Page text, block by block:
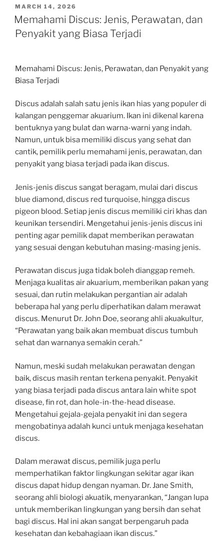
POSTED
ON
MARCH 14, 2026
Memahami Discus: Jenis, Perawatan, dan
Penyakit yang Biasa Terjadi
Memahami Discus: Jenis, Perawatan, dan Penyakit yang
Biasa Terjadi
Discus adalah salah satu jenis ikan hias yang populer di
kalangan penggemar akuarium. Ikan ini dikenal karena
bentuknya yang bulat dan warna-warni yang indah.
Namun, untuk bisa memiliki discus yang sehat dan
cantik, pemilik perlu memahami jenis, perawatan, dan
penyakit yang biasa terjadi pada ikan discus.
Jenis-jenis discus sangat beragam, mulai dari discus
blue diamond, discus red turquoise, hingga discus
pigeon blood. Setiap jenis discus memiliki ciri khas dan
keunikan tersendiri. Mengetahui jenis-jenis discus ini
penting agar pemilik dapat memberikan perawatan
yang sesuai dengan kebutuhan masing-masing jenis.
Perawatan discus juga tidak boleh dianggap remeh.
Menjaga kualitas air akuarium, memberikan pakan yang
sesuai, dan rutin melakukan pergantian air adalah
beberapa hal yang perlu diperhatikan dalam merawat
discus. Menurut Dr. John Doe, seorang ahli akuakultur,
“Perawatan yang baik akan membuat discus tumbuh
sehat dan warnanya semakin cerah.”
Namun, meski sudah melakukan perawatan dengan
baik, discus masih rentan terkena penyakit. Penyakit
yang biasa terjadi pada discus antara lain white spot
disease, fin rot, dan hole-in-the-head disease.
Mengetahui gejala-gejala penyakit ini dan segera
mengobatinya adalah kunci untuk menjaga kesehatan
discus.
Dalam merawat discus, pemilik juga perlu
memperhatikan faktor lingkungan sekitar agar ikan
discus dapat hidup dengan nyaman. Dr. Jane Smith,
seorang ahli biologi akuatik, menyarankan, “Jangan lupa
untuk memberikan lingkungan yang bersih dan sehat
bagi discus. Hal ini akan sangat berpengaruh pada
kesehatan dan kebahagiaan ikan discus.”